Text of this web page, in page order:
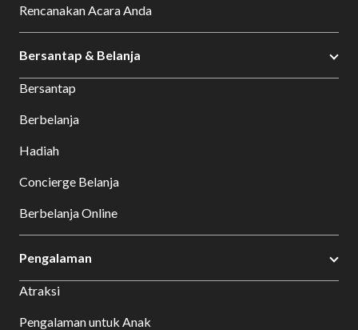
Rencanakan Acara Anda
Bersantap & Belanja
Bersantap
Berbelanja
Hadiah
Concierge Belanja
Berbelanja Online
Pengalaman
Atraksi
Pengalaman untuk Anak